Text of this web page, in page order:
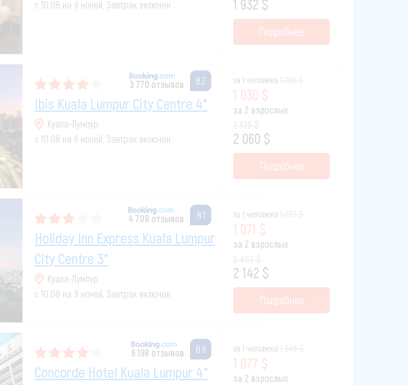
с 10.08 на 9 ночей, Завтрак включен
1 932 $
Подробнее
3 770 отзывов 8.2
Ibis Kuala Lumpur City Centre 4*
Куала-Лумпур
с 10.08 на 6 ночей, Завтрак включен
за 1 человека
1 030 $
за 2 взрослых
2 060 $
Подробнее
4 708 отзывов 8.1
Holiday Inn Express Kuala Lumpur
City Centre 3*
Куала-Лумпур
с 10.08 на 9 ночей, Завтрак включен
за 1 человека
1 071 $
за 2 взрослых
2 142 $
Подробнее
6 198 отзывов 8.6
Concorde Hotel Kuala Lumpur 4*
за 1 человека
1 077 $
за 2 взрослых